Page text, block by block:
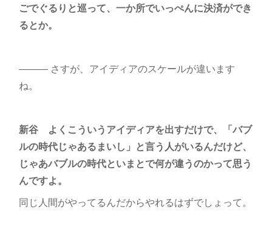
ごでぐるりと巡って、一か所でいっぺんに決済ができ
るとか。
――― さすが、アイディアのスケールが違います
ね。
新谷
よくこういうアイディアを出すだけで、「バブ
ルの時代じゃあるまいし」と言う人がいるんだけど、
じゃあバブルの時代といまとで何が違うのかって思う
んですよ。
同じ人間がやってるんだからやれるはずでしょって。